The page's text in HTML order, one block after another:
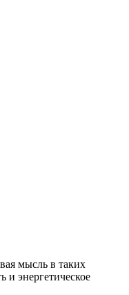
мысль в таких
и энергетическое